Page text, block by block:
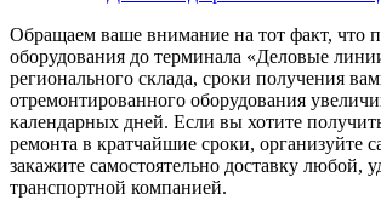
Обращаем ваше внимание на тот факт, что
оборудования до терминала «Деловые
регионального склада, сроки получения
отремонтированного оборудования
календарных дней. Если вы хотите
ремонта в кратчайшие сроки, организуйте
закажите самостоятельно доставку любой,
транспортной компанией.